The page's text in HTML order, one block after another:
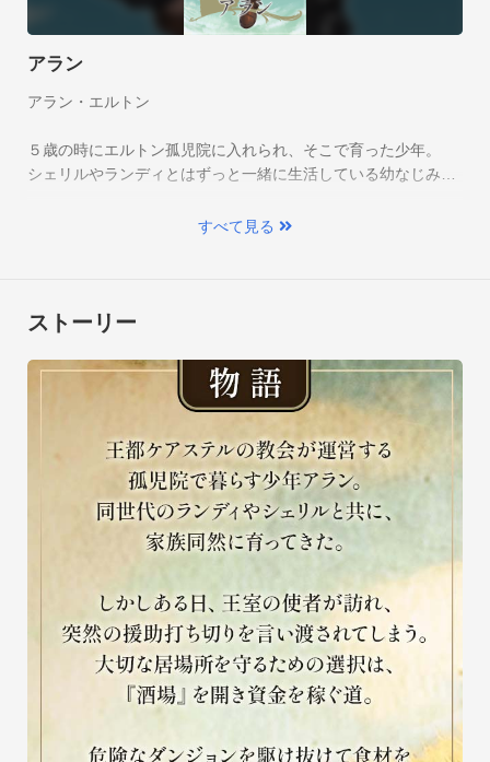
レシピを購入したり、食材から推測してオリジナル調理をした
り、800種もの料理作成が可能！
慌しい酒場経営の中で、仲間たちと過ごす穏やかな日常。
アラン
アラン・エルトン
５歳の時にエルトン孤児院に入れられ、そこで育った少年。
シェリルやランディとはずっと一緒に生活している幼なじみ。
すべて見る
ストーリー